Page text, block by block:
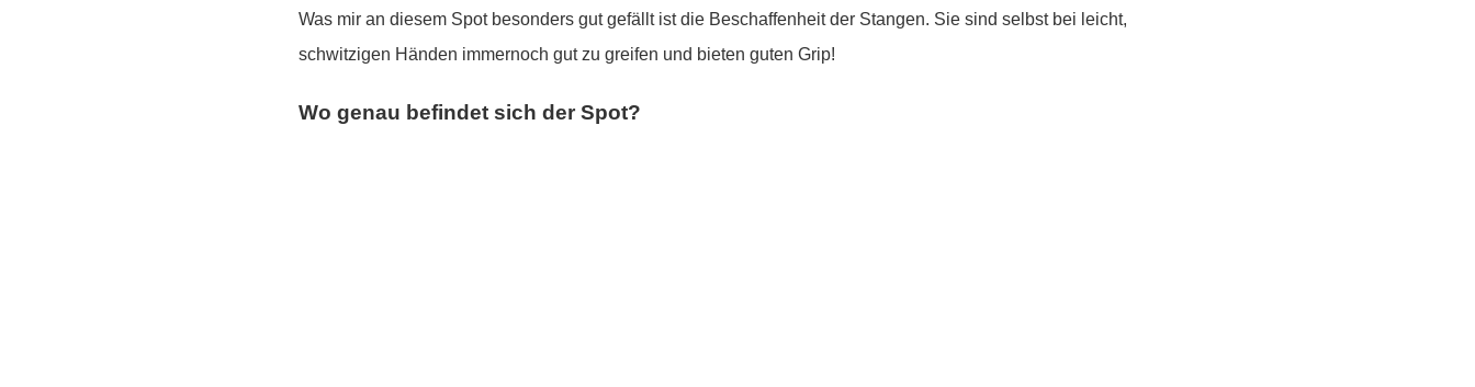
Was mir an diesem Spot besonders gut gefällt ist die Beschaffenheit der Stangen. Sie sind selbst bei leicht,
schwitzigen Händen immernoch gut zu greifen und bieten guten Grip!
Wo genau befindet sich der Spot?